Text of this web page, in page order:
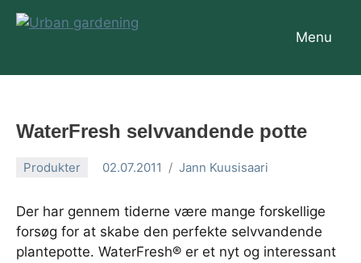
Videre
gardening
Menu
WaterFresh selvvandende potte
Produkter 02.07.2011 Jann Kuusisaari
Der har gennem tiderne være mange forskellige
forsøg for at skabe den perfekte selvvandende
plantepotte. WaterFresh® er et nyt og interessant